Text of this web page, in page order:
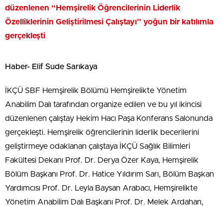
düzenlenen “Hemşirelik Öğrencilerinin Liderlik
Özelliklerinin Geliştirilmesi Çalıştayı” yoğun bir katılımla
gerçekleşti
Haber- Elif Sude Sarıkaya
İKÇÜ SBF Hemşirelik Bölümü Hemşirelikte Yönetim
Anabilim Dalı tarafından organize edilen ve bu yıl ikincisi
düzenlenen çalıştay Hekim Hacı Paşa Konferans Salonunda
gerçekleşti. Hemşirelik öğrencilerinin liderlik becerilerini
geliştirmeye odaklanan çalıştaya İKÇÜ Sağlık Bilimleri
Fakültesi Dekanı Prof. Dr. Derya Özer Kaya, Hemşirelik
Bölüm Başkanı Prof. Dr. Hatice Yıldırım Sarı, Bölüm Başkan
Yardımcısı Prof. Dr. Leyla Baysan Arabacı, Hemşirelikte
Yönetim Anabilim Dalı Başkanı Prof. Dr. Melek Ardahan,